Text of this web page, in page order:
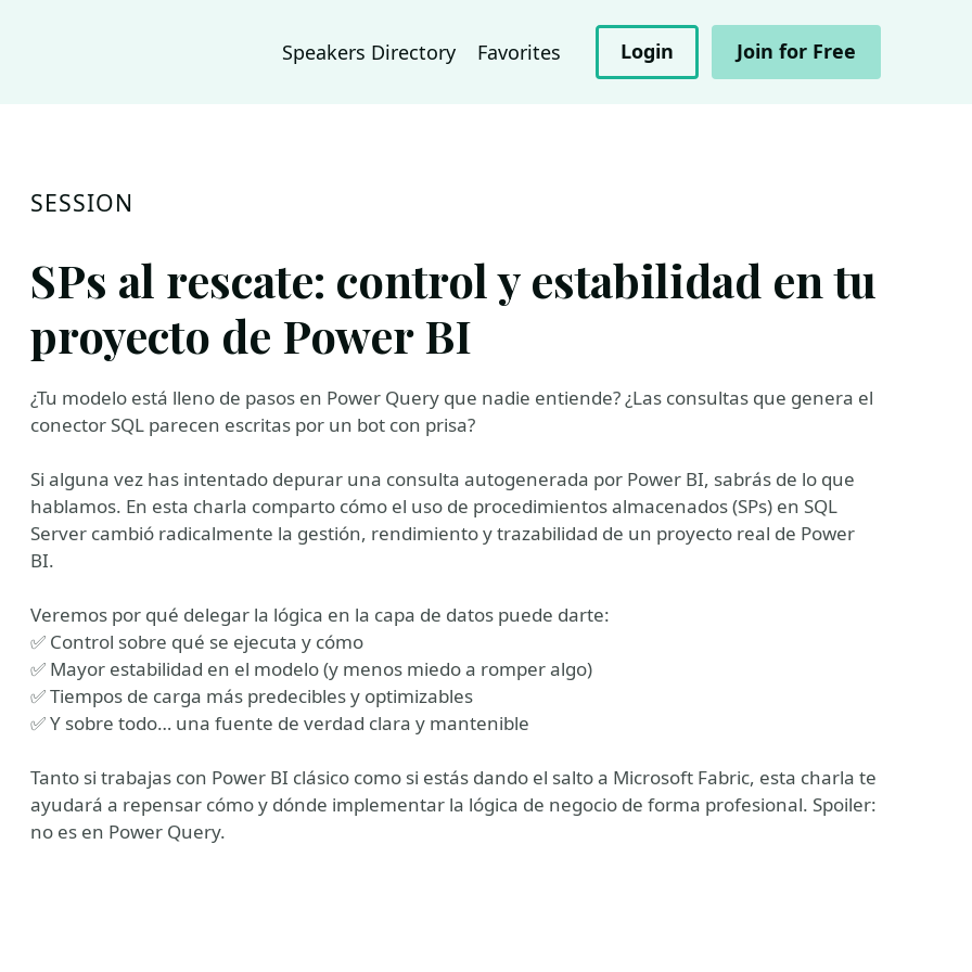
Speakers Directory Favorites Login Join for Free
SESSION
SPs al rescate: control y estabilidad en tu
proyecto de Power BI
¿Tu modelo está lleno de pasos en Power Query que nadie entiende? ¿Las consultas que genera el
conector SQL parecen escritas por un bot con prisa?
Si alguna vez has intentado depurar una consulta autogenerada por Power BI, sabrás de lo que
hablamos. En esta charla comparto cómo el uso de procedimientos almacenados (SPs) en SQL
Server cambió radicalmente la gestión, rendimiento y trazabilidad de un proyecto real de Power
BI.
Veremos por qué delegar la lógica en la capa de datos puede darte:
✅ Control sobre qué se ejecuta y cómo
✅ Mayor estabilidad en el modelo (y menos miedo a romper algo)
✅ Tiempos de carga más predecibles y optimizables
✅ Y sobre todo… una fuente de verdad clara y mantenible
Tanto si trabajas con Power BI clásico como si estás dando el salto a Microsoft Fabric, esta charla te
ayudará a repensar cómo y dónde implementar la lógica de negocio de forma profesional. Spoiler:
no es en Power Query.